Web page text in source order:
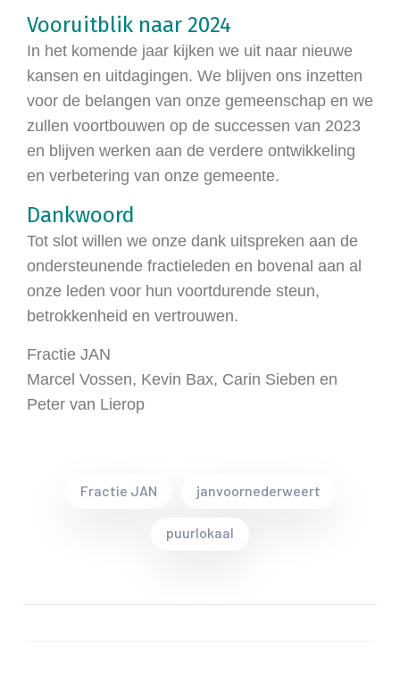
Vooruitblik naar 2024
In het komende jaar kijken we uit naar nieuwe
kansen en uitdagingen. We blijven ons inzetten
voor de belangen van onze gemeenschap en we
zullen voortbouwen op de successen van 2023
en blijven werken aan de verdere ontwikkeling
en verbetering van onze gemeente.
Dankwoord
Tot slot willen we onze dank uitspreken aan de
ondersteunende fractieleden en bovenal aan al
onze leden voor hun voortdurende steun,
betrokkenheid en vertrouwen.
Fractie JAN
Marcel Vossen, Kevin Bax, Carin Sieben en
Peter van Lierop
Fractie JAN janvoornederweert
puurlokaal